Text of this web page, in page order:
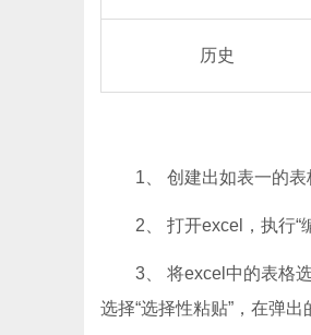
历史
1、 创建出如表一的表格
2、 打开excel，执行“编
3、 将excel中的表格选
选择“选择性粘贴”，在弹出